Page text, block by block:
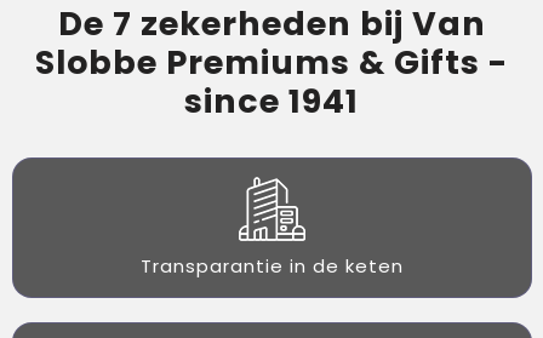
De 7 zekerheden bij Van
Slobbe Premiums & Gifts -
since 1941
Transparantie in de keten